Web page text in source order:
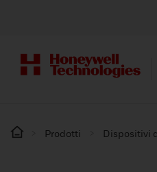
Prodotti Dispositivi